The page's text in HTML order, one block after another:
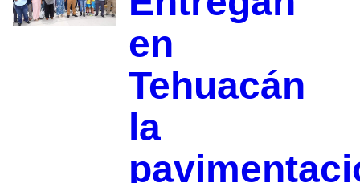
en
Tehuacán
la